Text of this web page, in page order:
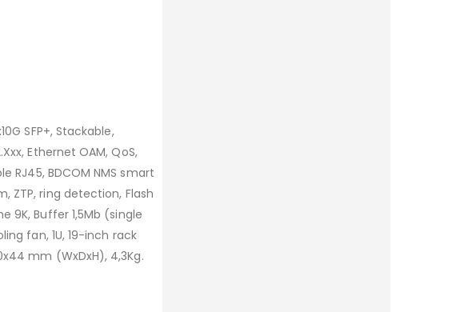
SFP+, Stackable,
Ethernet OAM, QoS,
RJ45, BDCOM NMS smart
ZTP, ring detection, Flash
9K, Buffer 1,5Mb (single
fan, 1U, 19-inch rack
mm (WxDxH), 4,3Kg.